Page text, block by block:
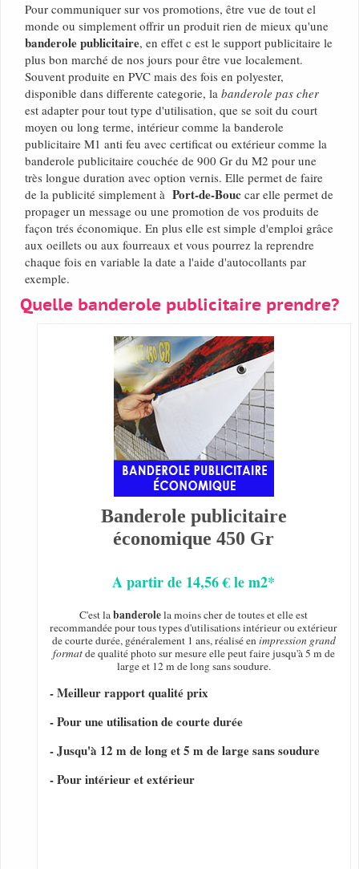
Pour communiquer sur vos promotions, être vue de tout el
monde ou simplement offrir un produit rien de mieux qu'une
banderole publicitaire, en effet c est le support publicitaire le
plus bon marché de nos jours pour être vue localement.
Souvent produite en PVC mais des fois en polyester,
disponible dans differente categorie, la banderole pas cher
est adapter pour tout type d'utilisation, que se soit du court
moyen ou long terme, intérieur comme la banderole
publicitaire M1 anti feu avec certificat ou extérieur comme la
banderole publicitaire couchée de 900 Gr du M2 pour une
très longue duration avec option vernis. Elle permet de faire
de la publicité simplement à Port-de-Bouc car elle permet de
propager un message ou une promotion de vos produits de
façon trés économique. En plus elle est simple d'emploi grâce
aux oeillets ou aux fourreaux et vous pourrez la reprendre
chaque fois en variable la date a l'aide d'autocollants par
exemple.
Quelle banderole publicitaire prendre?
Banderole publicitaire
économique 450 Gr
A partir de 14,56 € le m2*
C'est labanderolela moins cher de toutes et elle est
recommandée pour tous types d'utilisations intérieur ou extérieur
de courte durée, généralement 1 ans, réalisé enimpression grand
formatde qualité photo sur mesure elle peut faire jusqu'à 5 m de
large et 12 m de long sans soudure.
- Meilleur rapport qualité prix
- Pour une utilisation de courte durée
- Jusqu'à 12 m de long et 5 m de large sans soudure
- Pour intérieur et extérieur